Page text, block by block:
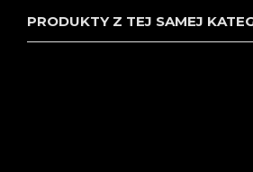
PRODUKTY Z TEJ SAMEJ